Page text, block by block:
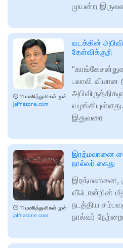
முயன்ற
🕑 11 மணித்துளிகள் முன்
jaffnazone.com
வடக்கின்
கேள்விக்குறி
பலாலி விமான
இதுவரை
🕑 11 மணித்துளிகள் முன்
jaffnazone.com
இரத்மலானை
நால்வர் கைது
இரத்மலானை,
வீடொன்றின்
நடத்திய
நால்வர்